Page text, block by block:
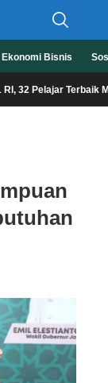
Ekonomi Bisnis
32 Pelajar Terbaik